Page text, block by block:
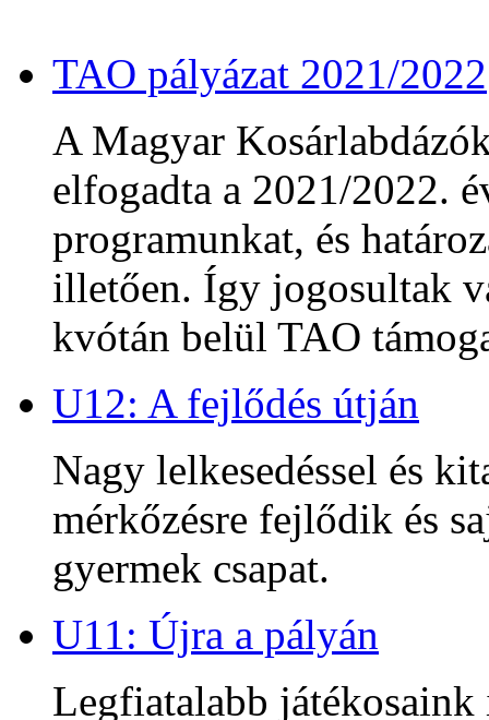
TAO pályázat 2021/2022
A Magyar
elfogadta a 2021/2022.
programunkat, és
illetően. Így jogosultak
kvótán belül TAO
U12: A fejlődés útján
Nagy lelkesedéssel és
mérkőzésre fejlődik és
gyermek csapat.
U11: Újra a pályán
Legfiatalabb